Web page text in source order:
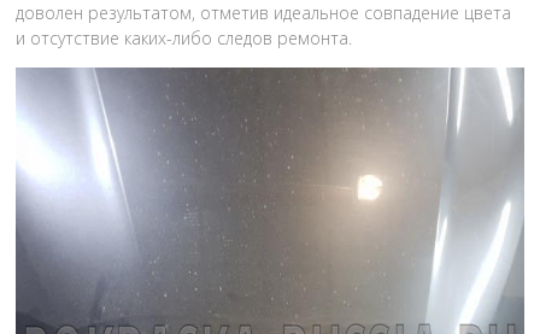
доволен результатом, отметив идеальное совпадение цвета
и отсутствие каких-либо следов ремонта.